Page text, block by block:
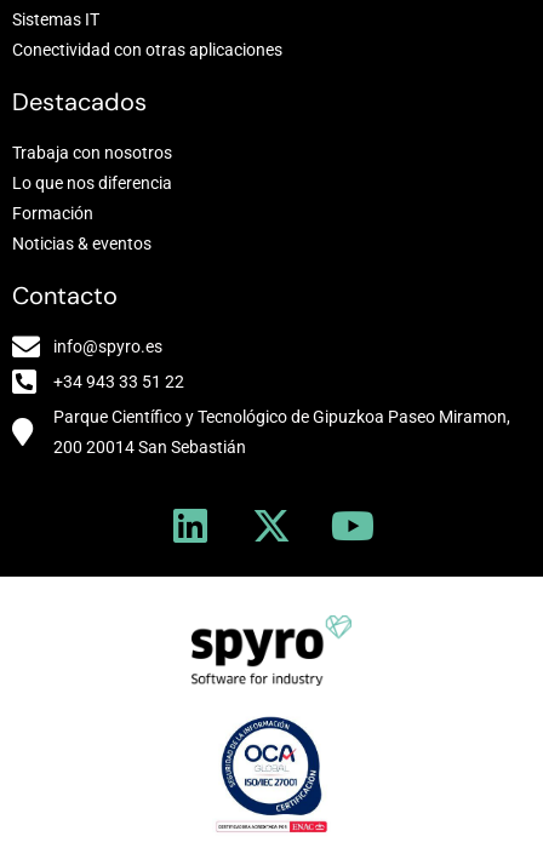
Sistemas IT
Conectividad con otras aplicaciones
Destacados
Trabaja con nosotros
Lo que nos diferencia
Formación
Noticias & eventos
Contacto
info@spyro.es
+34 943 33 51 22
Parque Científico y Tecnológico de Gipuzkoa Paseo Miramon,
200 20014 San Sebastián